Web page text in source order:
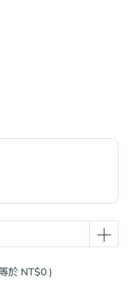
於 NT$0 )